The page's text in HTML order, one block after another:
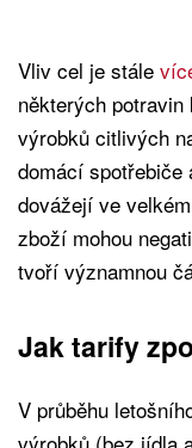
Vliv cel je stále
některých
výrobků citlivých
domácí spotřebiče
dovážejí ve
zboží mohou
tvoří významnou
Jak tarify
V průběhu